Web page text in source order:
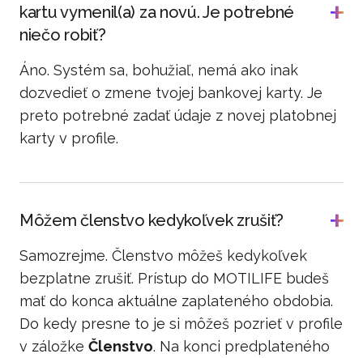
kartu vymenil(a) za novú. Je potrebné
niečo robiť?
Áno. Systém sa, bohužiaľ, nemá ako inak
dozvedieť o zmene tvojej bankovej karty. Je
preto potrebné zadať údaje z novej platobnej
karty v profile.
Môžem členstvo kedykoľvek zrušiť?
Samozrejme. Členstvo môžeš kedykoľvek
bezplatne zrušiť. Prístup do MOTILIFE budeš
mať do konca aktuálne zaplateného obdobia.
Do kedy presne to je si môžeš pozrieť v profile
v záložke Členstvo. Na konci predplateného